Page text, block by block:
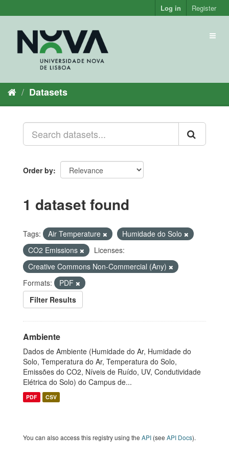
to
Log in Register
Datasets
Order by
1 dataset found
Tags: Air Temperature
Humidade do Solo
CO2 Emissions
Licenses:
Creative Commons Non-Commercial (Any)
Formats:
PDF
Filter Results
Ambiente
Dados de Ambiente (Humidade do Ar, Humidade do
Solo, Temperatura do Ar, Temperatura do Solo,
Emissões do CO2, Níveis de Ruído, UV, Condutividade
Elétrica do Solo) do Campus de...
PDF CSV
You can also access this registry using the API (see API Docs).